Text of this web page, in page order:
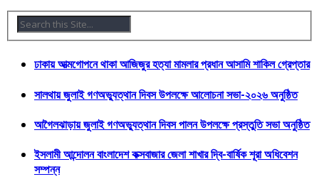
ঢাকায় আত্মগোপনে থাকা আজিজুর হত্যা মামলার প্রধান আসামি শাকিল গ্রেপ্তার
সালথায় জুলাই গণঅভ্যুত্থান দিবস উপলক্ষে আলোচনা সভা-২০২৬ অনুষ্ঠিত
আগৈলঝাড়ায় জুলাই গণঅভ্যুত্থান দিবস পালন উপলক্ষে প্রস্তুতি সভা অনুষ্ঠিত
ইসলামী আন্দোলন বাংলাদেশ কক্সবাজার জেলা শাখার দ্বি-বার্ষিক শূরা অধিবেশন
সম্পন্ন